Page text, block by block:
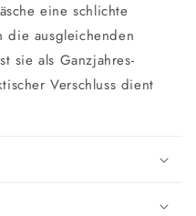
eine schlichte
die ausgleichenden
sie als Ganzjahres-
Verschluss dient